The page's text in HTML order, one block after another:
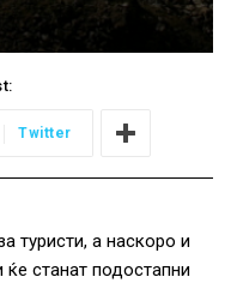
Twitter
туристи, а наскоро и
станат подостапни